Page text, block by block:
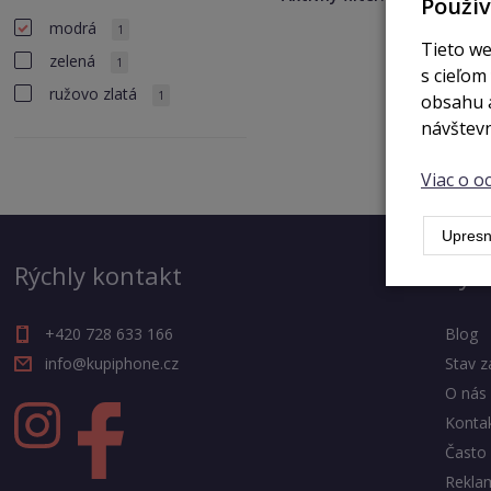
modrá 1
zelená 1
ružovo zlatá 1
Rýchly kontakt
+420 728 633 166
info@kupiphone.cz
Blog
Stav
O nás
Tieto
s
obsahu
Viac o